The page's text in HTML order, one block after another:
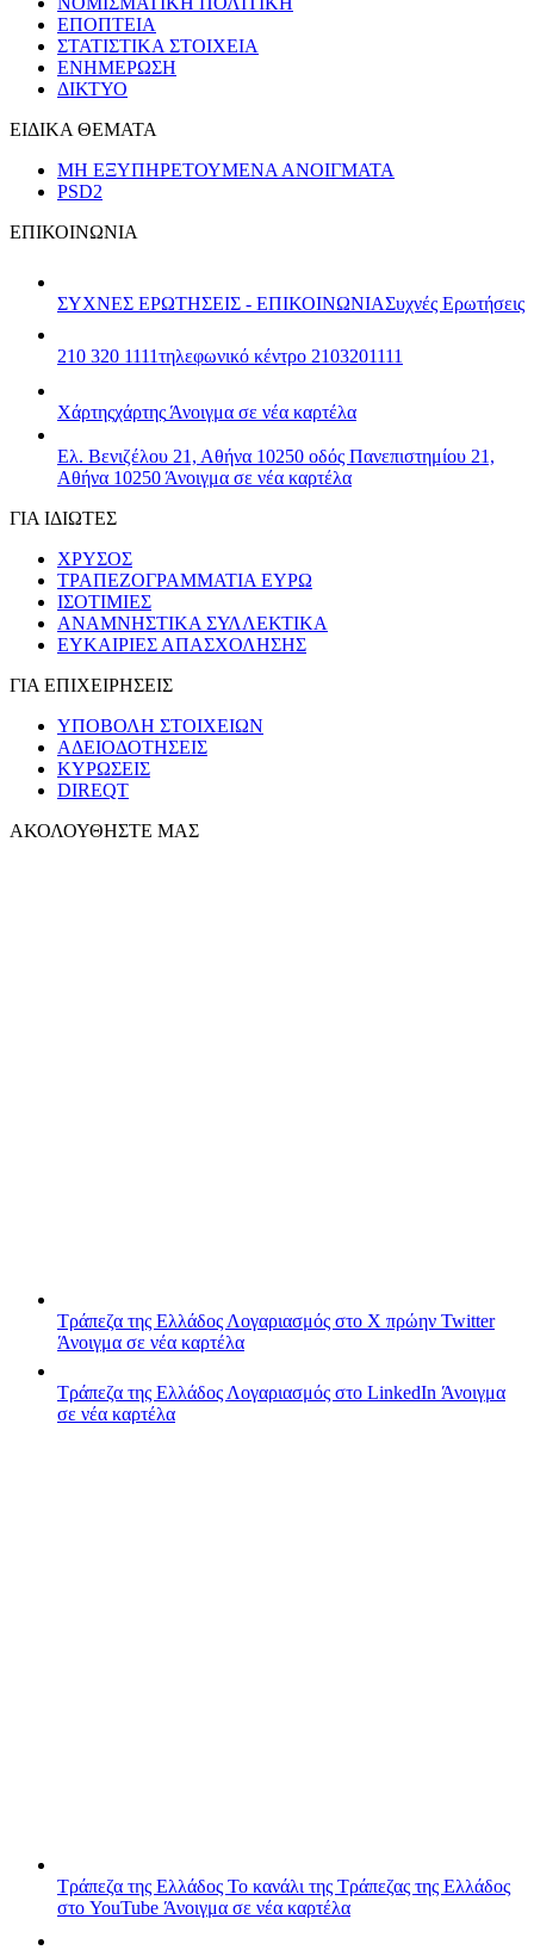
ΕΠΟΠΤΕΙΑ
ΣΤΑΤΙΣΤΙΚΑ ΣΤΟΙΧΕΙΑ
ΕΝΗΜΕΡΩΣΗ
ΔΙΚΤΥΟ
ΕΙΔΙΚΑ ΘΕΜΑΤΑ
ΜΗ ΕΞΥΠΗΡΕΤΟΥΜΕΝΑ ΑΝΟΙΓΜΑΤΑ
PSD2
ΕΠΙΚΟΙΝΩΝΙΑ
ΣΥΧΝΕΣ ΕΡΩΤΗΣΕΙΣ - ΕΠΙΚΟΙΝΩΝΙΑΣυχνές Ερωτήσεις
210 320 1111τηλεφωνικό κέντρο 2103201111
Χάρτηςχάρτης Άνοιγμα σε νέα καρτέλα
Ελ. Βενιζέλου 21, Αθήνα 10250 οδός Πανεπιστημίου 21,
Αθήνα 10250 Άνοιγμα σε νέα καρτέλα
ΓΙΑ ΙΔΙΩΤΕΣ
ΧΡΥΣΟΣ
ΤΡΑΠΕΖΟΓΡΑΜΜΑΤΙΑ ΕΥΡΩ
ΙΣΟΤΙΜΙΕΣ
ΑΝΑΜΝΗΣΤΙΚΑ ΣΥΛΛΕΚΤΙΚΑ
ΕΥΚΑΙΡΙΕΣ ΑΠΑΣΧΟΛΗΣΗΣ
ΓΙΑ ΕΠΙΧΕΙΡΗΣΕΙΣ
ΥΠΟΒΟΛΗ ΣΤΟΙΧΕΙΩΝ
ΑΔΕΙΟΔΟΤΗΣΕΙΣ
ΚΥΡΩΣΕΙΣ
DIREQT
ΑΚΟΛΟΥΘΗΣΤΕ ΜΑΣ
Τράπεζα της Ελλάδος Λογαριασμός στο X πρώην Twitter
Άνοιγμα σε νέα καρτέλα
Τράπεζα της Ελλάδος Λογαριασμός στο LinkedIn Άνοιγμα
σε νέα καρτέλα
Τράπεζα της Ελλάδος Το κανάλι της Τράπεζας της Ελλάδος
στο YouTube Άνοιγμα σε νέα καρτέλα